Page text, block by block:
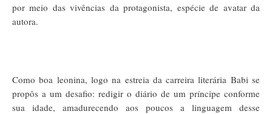
por meio das vivências da protagonista, espécie de avatar da
autora.
Como boa leonina, logo na estreia da carreira literária Babi se
propôs a um desafio: redigir o diário de um príncipe conforme
sua idade, amadurecendo aos poucos a linguagem desse